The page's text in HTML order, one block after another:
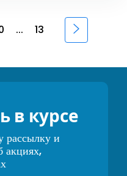
... 13
в курсе
рассылку и
акциях,